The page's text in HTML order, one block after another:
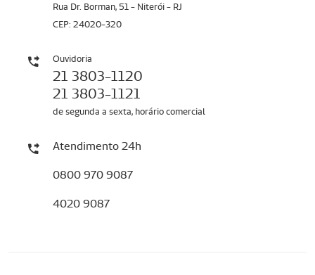
Rua Dr. Borman, 51 - Niterói - RJ
CEP: 24020-320
Ouvidoria
21 3803-1120
21 3803-1121
de segunda a sexta, horário comercial
Atendimento 24h
0800 970 9087
4020 9087